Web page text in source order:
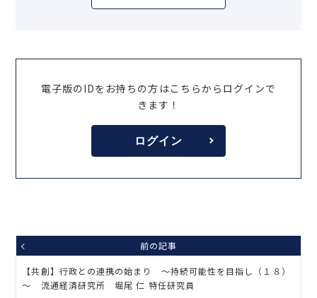
電子版のIDをお持ちの方はこちらからログインで
きます！
ログイン
前の記事
【共創】行政との連携の始まり ～持続可能性を目指し（１８）
～ 流通経済研究所 堀尾 仁 特任研究員